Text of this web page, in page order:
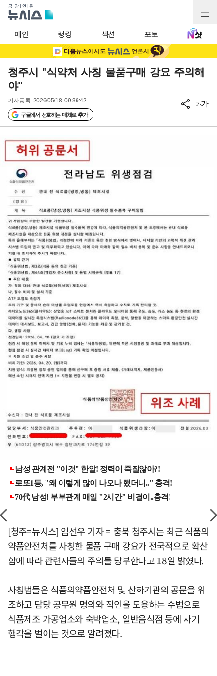
메인 랭킹 섹션 포토
청주시 "식약처 사칭 물품구매 강요 주의해
야"
기사등록 2026/05/18 09:39:42
구글에서 선호하는 매체로 추가
가가
[청주=뉴시스] 임선우 기자 = 충북 청주시는 최근 식품의
약품안전처를 사칭한 물품 구매 강요가 전국적으로 확산
함에 따라 관련자들의 주의를 당부한다고 18일 밝혔다.
사칭범들은 식품의약품안전처 및 산하기관의 공문을 위
조하고 담당 공무원 명의와 직인을 도용하는 수법으로
식품제조 가공업소와 숙박업소, 일반음식점 등에 사기
행각을 벌이는 것으로 알려졌다.